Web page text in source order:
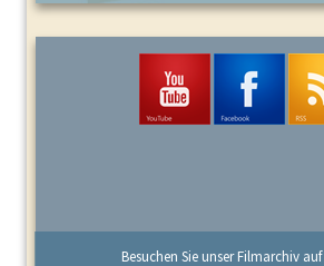
Besuchen Sie unser Filmarchiv